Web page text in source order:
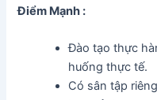
Điểm Mạnh :
Đào tạo thực
huống thực tế.
Có sân tập